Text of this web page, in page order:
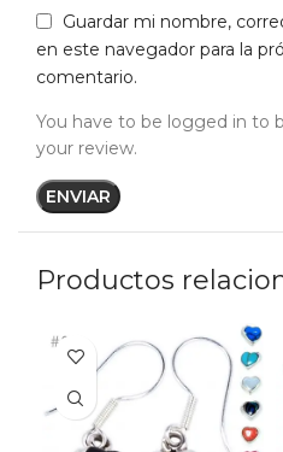
Guardar mi nombre,
en este navegador para la
comentario.
You have to be logged in to
your review.
Productos